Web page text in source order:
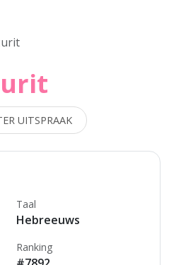
UITSPRAAK
Taal
Hebreeuws
Ranking